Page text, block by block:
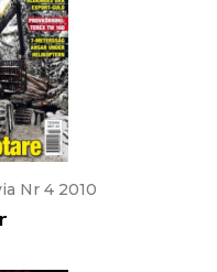
Nr 4 2010